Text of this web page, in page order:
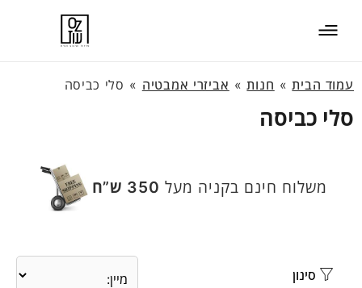
עמוד הבית» חנות» אביזרי אמבטיה » סלי כביסה
סלי כביסה
משלוח חינם בקניה מעל 350 ש”ח
סינון